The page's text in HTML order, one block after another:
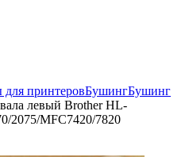
для принтеровБушингБушинг
левый Brother HL-
2075/MFC7420/7820